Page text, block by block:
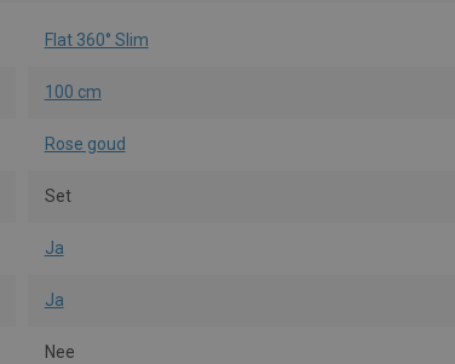
Flat 360° Slim
100 cm
Rose goud
Set
Ja
Ja
Nee